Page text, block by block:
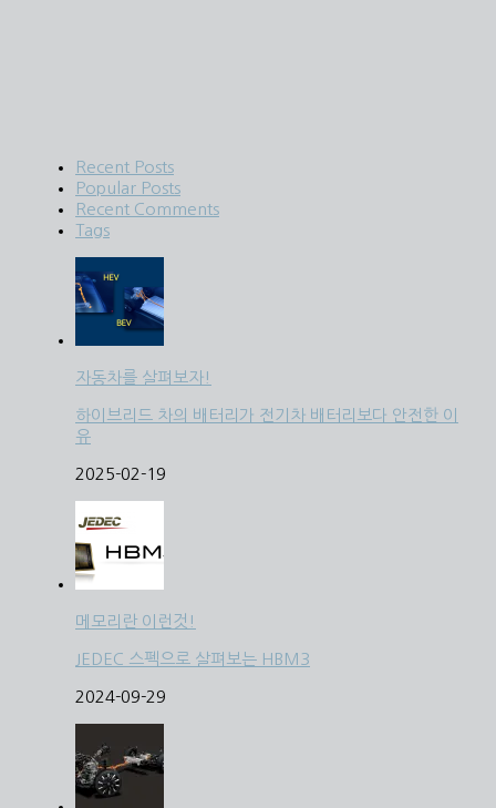
Recent Posts
Popular Posts
Recent Comments
Tags
자동차를 살펴보자!
하이브리드 차의 배터리가 전기차 배터리보다 안전한 이
유
2025-02-19
메모리란 이런것!
JEDEC 스펙으로 살펴보는 HBM3
2024-09-29